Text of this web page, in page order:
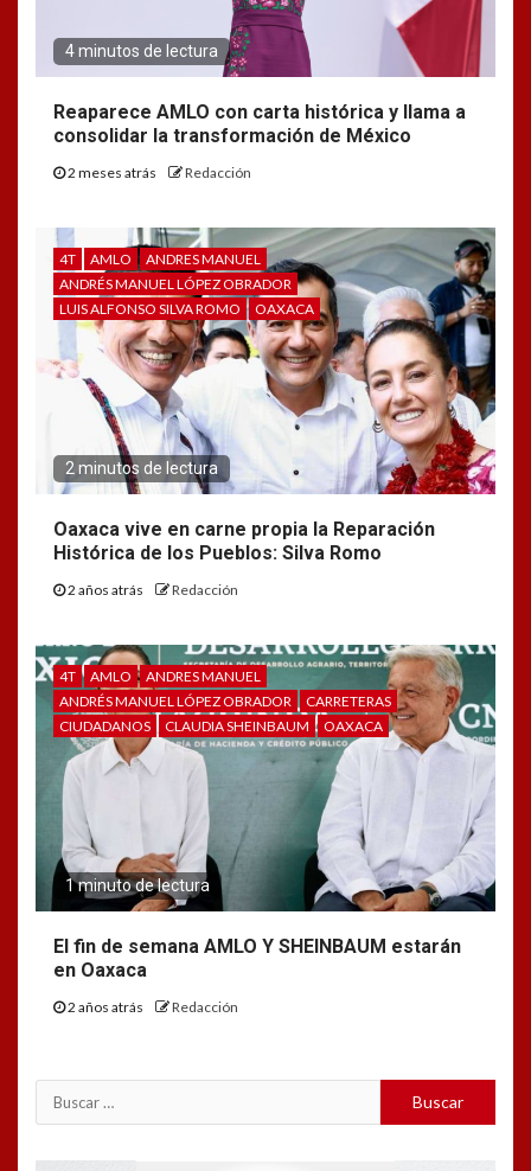
4 minutos de lectura
Reaparece AMLO con carta histórica y llama a
consolidar la transformación de México
2 meses atrás Redacción
4T AMLO
ANDRES MANUEL
ANDRÉS MANUEL LÓPEZ OBRADOR
LUIS ALFONSO SILVA ROMO
OAXACA
2 minutos de lectura
Oaxaca vive en carne propia la Reparación
Histórica de los Pueblos: Silva Romo
2 años atrás Redacción
4T AMLO
ANDRES MANUEL
ANDRÉS MANUEL LÓPEZ OBRADOR
CARRETERAS
CIUDADANOS
CLAUDIA SHEINBAUM OAXACA
1 minuto de lectura
El fin de semana AMLO Y SHEINBAUM estarán
en Oaxaca
2 años atrás Redacción
Buscar: